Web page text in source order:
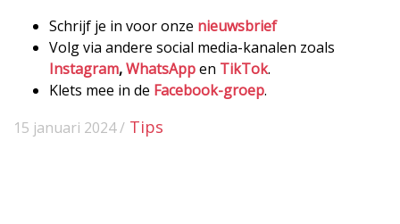
Schrijf je in voor onze nieuwsbrief
Volg via andere social media-kanalen zoals
Instagram,WhatsAppen TikTok.
Klets mee in de Facebook-groep.
15 januari 2024 / Tips